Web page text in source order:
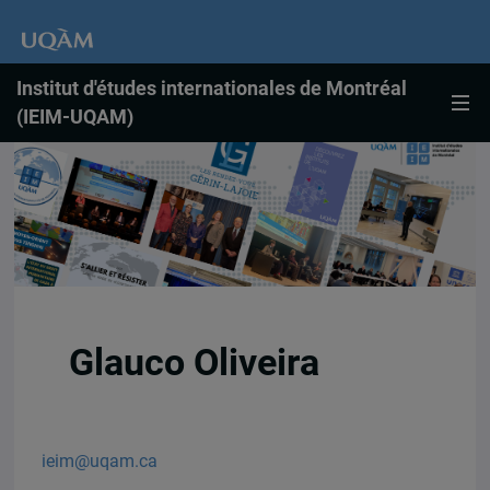
Institut d'études internationales de Montréal
(IEIM-UQAM)
Glauco Oliveira
ieim@uqam.ca